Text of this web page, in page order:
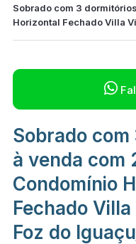
Sobrado com 3
Horizontal Fechado Villa

Sobrado
à venda com
Condomínio
Fechado
Foz do